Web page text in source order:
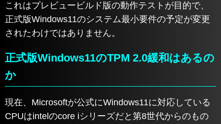
これはプレビュービルド版の動作テストが目的で、
正式版Windows11のシステム最小要件の予定が変更
されたわけではありません。
正式版Windows11のTPM 2.0緩和はあるの
か
現在、Microsoftが公式にWindows11に対応している
CPUはintelのcore iシリーズだと第8世代からのもの